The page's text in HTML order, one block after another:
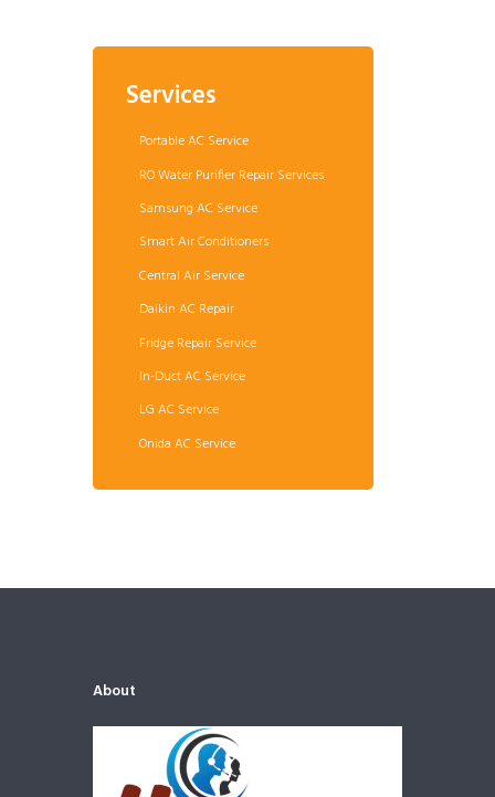
Services
Portable AC Service
RO Water Purifier Repair Services
Samsung AC Service
Smart Air Conditioners
Central Air Service
Daikin AC Repair
Fridge Repair Service
In-Duct AC Service
LG AC Service
Onida AC Service
About